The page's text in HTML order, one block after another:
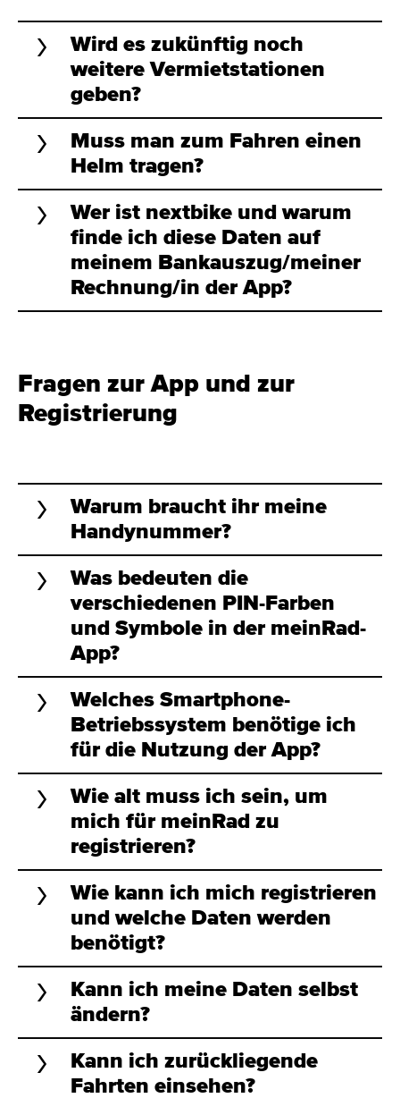
Wird es zukünftig noch
weitere Vermietstationen
geben?
Muss man zum Fahren einen
Helm tragen?
Wer ist nextbike und warum
finde ich diese Daten auf
meinem Bankauszug/meiner
Rechnung/in der App?
Fragen zur App und zur
Registrierung
Warum braucht ihr meine
Handynummer?
Was bedeuten die
verschiedenen PIN-Farben
und Symbole in der meinRad-
App?
Welches Smartphone-
Betriebssystem benötige ich
für die Nutzung der App?
Wie alt muss ich sein, um
mich für meinRad zu
registrieren?
Wie kann ich mich registrieren
und welche Daten werden
benötigt?
Kann ich meine Daten selbst
ändern?
Kann ich zurückliegende
Fahrten einsehen?